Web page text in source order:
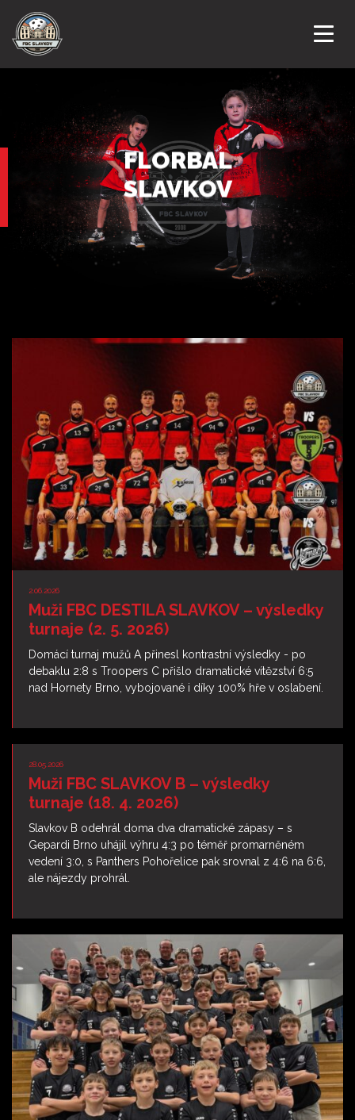
NOVINKY
KALENDÁŘ AKCÍ
DRUŽSTVA
KONTAKT
ČLENSKÁ SEKCE
FLORBAL
SLAVKOV
2.06.2026
Muži FBC DESTILA SLAVKOV – výsledky
turnaje (2. 5. 2026)
Domácí turnaj mužů A přinesl kontrastní výsledky - po
debaklu 2:8 s Troopers C přišlo dramatické vítězství 6:5
nad Hornety Brno, vybojované i díky 100% hře v oslabení.
28.05.2026
Muži FBC SLAVKOV B – výsledky
turnaje (18. 4. 2026)
Slavkov B odehrál doma dva dramatické zápasy – s
Gepardi Brno uhájil výhru 4:3 po téměř promarněném
vedení 3:0, s Panthers Pohořelice pak srovnal z 4:6 na 6:6,
ale nájezdy prohrál.